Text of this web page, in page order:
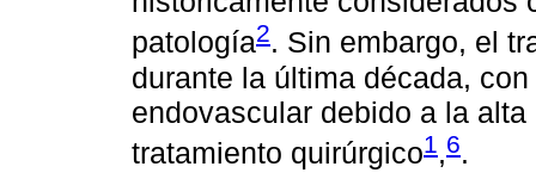
patología2. Sin embargo, el
durante la última década,
endovascular debido a la
tratamiento quirúrgico1,6.